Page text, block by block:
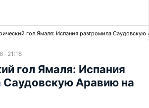
гол Ямаля: Испания разгромила
· 21:18
гол Ямаля: Испания
Саудовскую Аравию на